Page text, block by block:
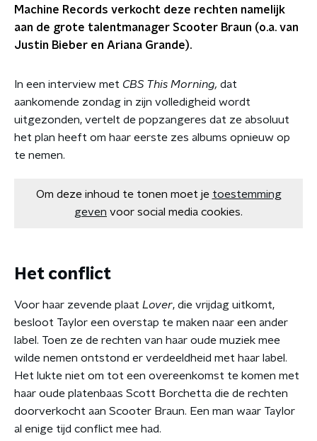
Machine Records verkocht deze rechten namelijk
aan de grote talentmanager Scooter Braun (o.a. van
Justin Bieber en Ariana Grande).
In een interview met CBS This Morning, dat
aankomende zondag in zijn volledigheid wordt
uitgezonden, vertelt de popzangeres dat ze absoluut
het plan heeft om haar eerste zes albums opnieuw op
te nemen.
Om deze inhoud te tonen moet je toestemming
geven voor social media cookies.
Het conflict
Voor haar zevende plaat Lover, die vrijdag uitkomt,
besloot Taylor een overstap te maken naar een ander
label. Toen ze de rechten van haar oude muziek mee
wilde nemen ontstond er verdeeldheid met haar label.
Het lukte niet om tot een overeenkomst te komen met
haar oude platenbaas Scott Borchetta die de rechten
doorverkocht aan Scooter Braun. Een man waar Taylor
al enige tijd conflict mee had.